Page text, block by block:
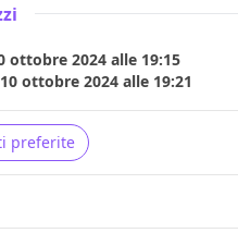
ottobre 2024 alle 19:15
10 ottobre 2024 alle 19:21
preferite